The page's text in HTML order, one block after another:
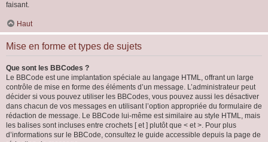
faisant.
Haut
Mise en forme et types de sujets
Que sont les BBCodes ?
Le BBCode est une implantation spéciale au langage HTML, offrant un large
contrôle de mise en forme des éléments d’un message. L’administrateur peut
décider si vous pouvez utiliser les BBCodes, vous pouvez aussi les désactiver
dans chacun de vos messages en utilisant l’option appropriée du formulaire de
rédaction de message. Le BBCode lui-même est similaire au style HTML, mais
les balises sont incluses entre crochets [ et ] plutôt que < et >. Pour plus
d’informations sur le BBCode, consultez le guide accessible depuis la page de